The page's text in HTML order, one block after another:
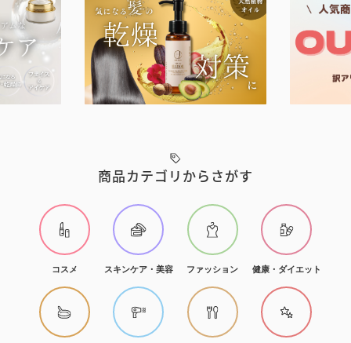
商品カテゴリからさがす
コスメ スキンケア・美容 ファッション 健康・ダイエット